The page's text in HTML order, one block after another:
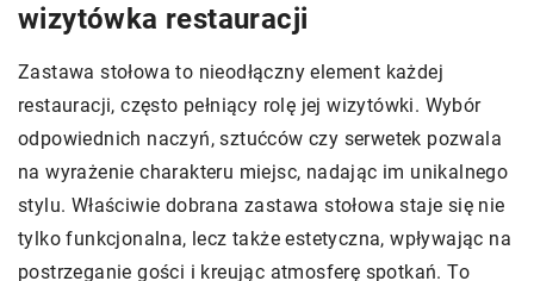
wizytówka restauracji
Zastawa stołowa to nieodłączny element każdej
restauracji, często pełniący rolę jej wizytówki. Wybór
odpowiednich naczyń, sztućców czy serwetek pozwala
na wyrażenie charakteru miejsc, nadając im unikalnego
stylu. Właściwie dobrana zastawa stołowa staje się nie
tylko funkcjonalna, lecz także estetyczna, wpływając na
postrzeganie gości i kreując atmosferę spotkań. To